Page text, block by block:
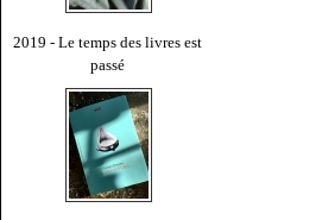
2019 - Le temps des livres est
passé